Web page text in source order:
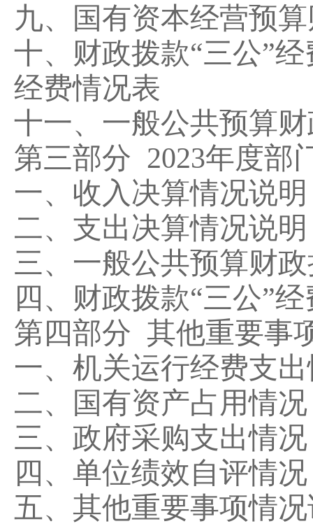
九、国有资本经营预
十、财政拨款“三公”经
经费情况表
十一、一般公共预算
第三部分 2023年度部
一、收入决算情况说明
二、支出决算情况说明
三、一般公共预算财
四、财政拨款“三公”经
第四部分 其他重要事
一、机关运行经费支
二、国有资产占用情况
三、政府采购支出情况
四、单位绩效自评情况
五、其他重要事项情